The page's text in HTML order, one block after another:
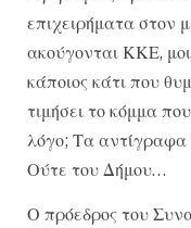
επιχειρήματα στον
ακούγονται ΚΚΕ,
κάποιος κάτι που
τιμήσει το κόμμα
λόγο; Τα αντίγραφα
Ούτε του Δήμου…
Ο πρόεδρος του